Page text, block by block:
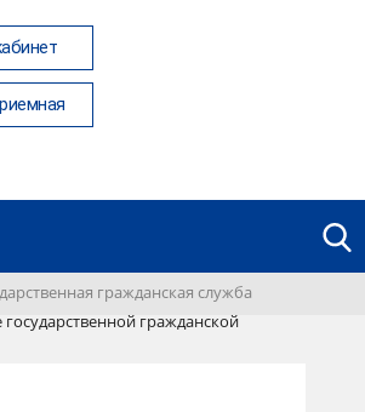
гражданская служба
гражданской